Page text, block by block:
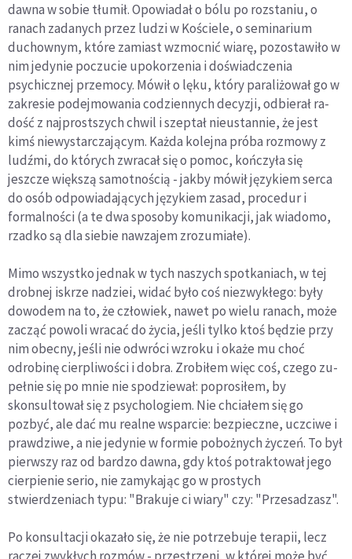
dawna w sobie tłumił. Opowiadał o bólu po rozstaniu, o
ranach zadanych przez ludzi w Kościele, o seminarium
duchownym, które zamiast wzmocnić wiarę, pozostawi­ło w
nim jedynie poczucie upokorzenia i doświadczenia
psychicznej przemocy. Mówił o lęku, który paraliżował go w
zakresie podejmowania codziennych decyzji, odbierał ra­
dość z najprostszych chwil i szeptał nieustannie, że jest
kimś niewystarczającym. Każda kolejna próba rozmowy z
ludźmi, do których zwracał się o pomoc, kończyła się
jeszcze większą samotnością - jakby mówił językiem serca
do osób odpo­wiadających językiem zasad, procedur i
formalności (a te dwa sposoby komunikacji, jak wiadomo,
rzadko są dla siebie nawzajem zrozumiałe).
Mimo wszystko jednak w tych naszych spotkaniach, w tej
drobnej iskrze nadziei, widać było coś niezwykłego: były
dowodem na to, że człowiek, nawet po wielu ranach, może
zacząć powoli wracać do życia, jeśli tylko ktoś będzie przy
nim obecny, jeśli nie odwróci wzroku i okaże mu choć
odrobinę cierpliwości i dobra. Zrobiłem więc coś, czego zu­
pełnie się po mnie nie spodziewał: poprosiłem, by
skonsulto­wał się z psychologiem. Nie chciałem się go
pozbyć, ale dać mu realne wsparcie: bezpieczne, uczciwe i
prawdziwe, a nie jedynie w formie pobożnych życzeń. To był
pierwszy raz od bardzo dawna, gdy ktoś potraktował jego
cierpienie serio, nie zamykając go w prostych
stwierdzeniach typu: "Brakuje ci wiary" czy: "Przesadzasz".
Po konsultacji okazało się, że nie potrzebuje terapii, lecz